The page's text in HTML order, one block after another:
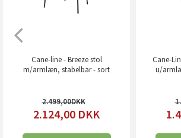
Cane-line - Breeze stol
m/armlæn, stabelbar - sort
2.499,00
2.124,00 DKK
Cane-
u/